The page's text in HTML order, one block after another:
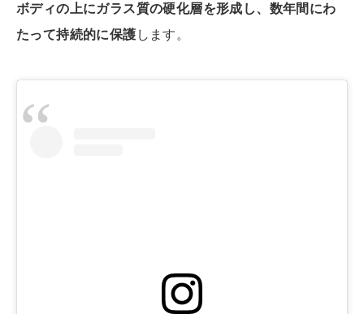
ボディの上にガラス質の硬化層を形成し、数年間にわ
たって持続的に保護 します。